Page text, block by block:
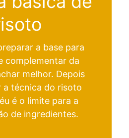
a base para
complementar da
melhor. Depois
a técnica do risoto
é o limite para a
de ingredientes.